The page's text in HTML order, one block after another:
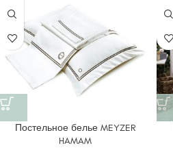
Постельное белье MEYZER
HAMAM